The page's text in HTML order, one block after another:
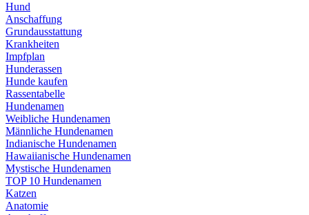
Hund
Anschaffung
Grundausstattung
Krankheiten
Impfplan
Hunderassen
Hunde kaufen
Rassentabelle
Hundenamen
Weibliche Hundenamen
Männliche Hundenamen
Indianische Hundenamen
Hawaiianische Hundenamen
Mystische Hundenamen
TOP 10 Hundenamen
Katzen
Anatomie